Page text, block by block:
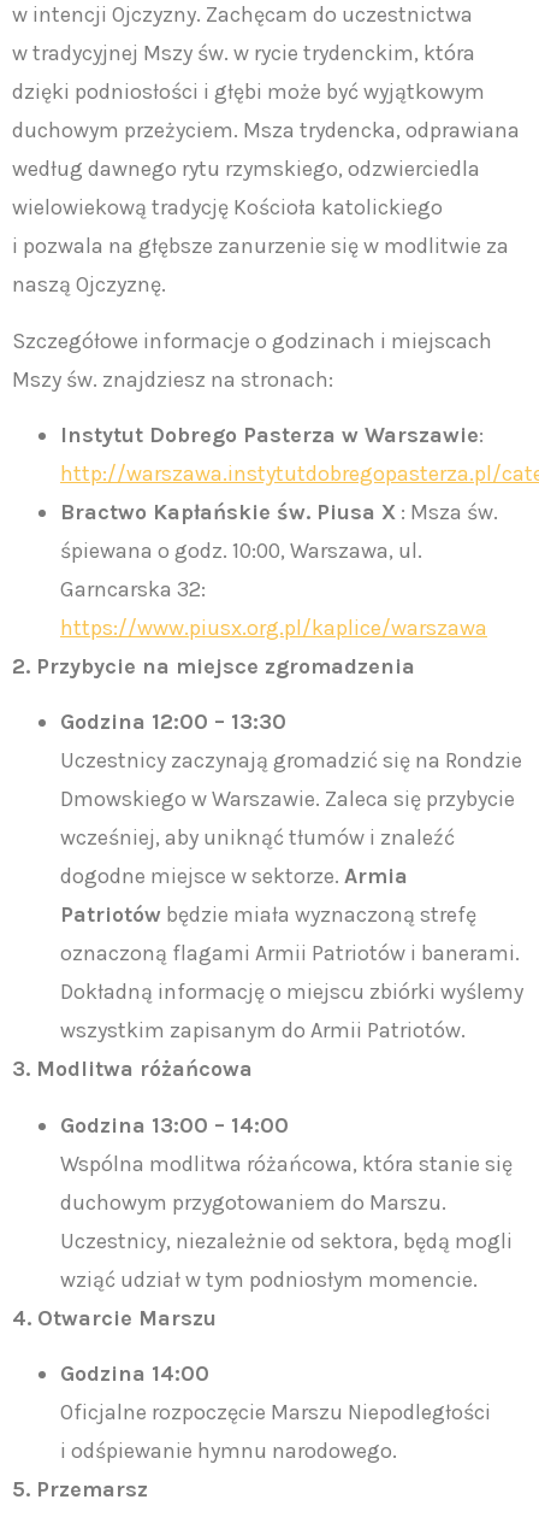
w intencji Ojczyzny. Zachęcam do uczestnictwa
w tradycyjnej Mszy św. w rycie trydenckim, która
dzięki podniosłości i głębi może być wyjątkowym
duchowym przeżyciem. Msza trydencka, odprawiana
według dawnego rytu rzymskiego, odzwierciedla
wielowiekową tradycję Kościoła katolickiego
i pozwala na głębsze zanurzenie się w modlitwie za
naszą Ojczyznę.
Szczegółowe informacje o godzinach i miejscach
Mszy św. znajdziesz na stronach:
Instytut Dobrego Pasterza w Warszawie:
http://warszawa.instytutdobregopasterza.pl/
Bractwo Kapłańskie św. Piusa X : Msza św.
śpiewana o godz. 10:00, Warszawa, ul.
Garncarska 32:
https://www.piusx.org.pl/kaplice/warszawa
2. Przybycie na miejsce zgromadzenia
Godzina 12:00 – 13:30
Uczestnicy zaczynają gromadzić się na Rondzie
Dmowskiego w Warszawie. Zaleca się przybycie
wcześniej, aby uniknąć tłumów i znaleźć
dogodne miejsce w sektorze. Armia
Patriotów będzie miała wyznaczoną strefę
oznaczoną flagami Armii Patriotów i banerami.
Dokładną informację o miejscu zbiórki wyślemy
wszystkim zapisanym do Armii Patriotów.
3. Modlitwa różańcowa
Godzina 13:00 – 14:00
Wspólna modlitwa różańcowa, która stanie się
duchowym przygotowaniem do Marszu.
Uczestnicy, niezależnie od sektora, będą mogli
wziąć udział w tym podniosłym momencie.
4. Otwarcie Marszu
Godzina 14:00
Oficjalne rozpoczęcie Marszu Niepodległości
i odśpiewanie hymnu narodowego.
5. Przemarsz